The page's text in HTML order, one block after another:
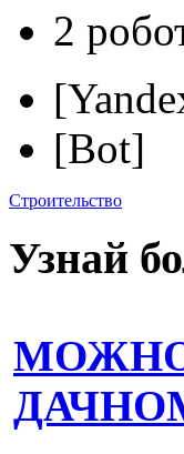
2
[Bot]
Строительство
Узнай